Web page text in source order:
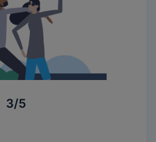
3/5